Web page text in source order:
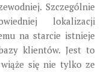
Szczególnie
lokalizacji
na starcie istnieje
klientów. Jest to
się nie tylko ze